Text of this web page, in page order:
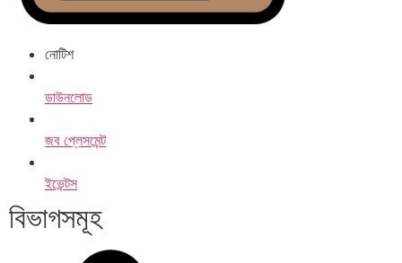
নোটিশ
ডাউনলোড
জব প্লেসমেন্ট
ইভেন্টস
বিভাগসমূহ